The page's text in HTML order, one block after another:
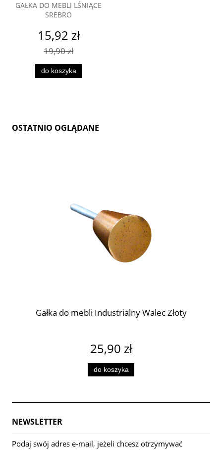
GAŁKA DO MEBLI LŚNIĄCE
SREBRO
15,92 zł
19,90 zł
do koszyka
OSTATNIO OGLĄDANE
Gałka do mebli Industrialny Walec Złoty
25,90 zł
do koszyka
NEWSLETTER
Podaj swój adres e-mail, jeżeli chcesz otrzymywać